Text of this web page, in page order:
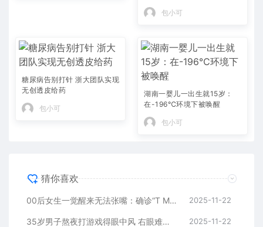
时间 无法挽回
包小可
糖尿病告别打针 浙大团队实现
无创透皮给药
包小可
湖南一婴儿一出生就15岁：
在-196℃环境下被唤醒
包小可
猜你喜欢
00后女生一觉醒来无法张嘴：确诊“T M D” 2025-11-22
35岁男子熬夜打游戏得眼中风 右眼难回从前 医生提醒：超此时间 无法挽回 2025-11-22